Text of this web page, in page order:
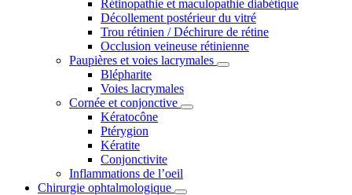
Rétinopathie et maculopathie diabétique
Décollement postérieur du vitré
Trou rétinien / Déchirure de rétine
Occlusion veineuse rétinienne
Paupières et voies lacrymales
Blépharite
Voies lacrymales
Cornée et conjonctive
Kératocône
Ptérygion
Kératite
Conjonctivite
Inflammations de l’oeil
Chirurgie ophtalmologique